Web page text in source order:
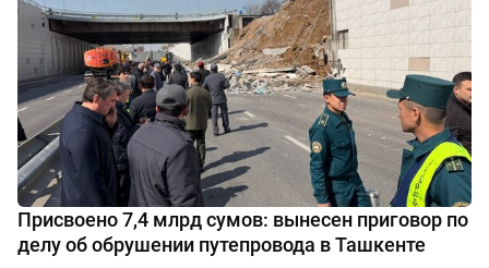
Присвоено 7,4 млрд сумов: вынесен приговор по
делу об обрушении путепровода в Ташкенте